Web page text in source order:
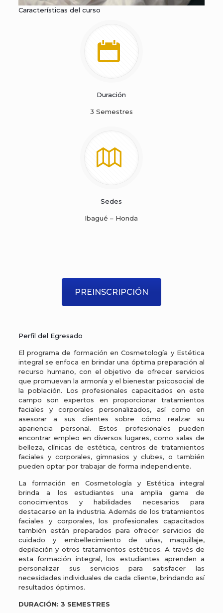
Características del curso
Duración
3 Semestres
Sedes
Ibagué – Honda
PREINSCRIPCIÓN
Perfil del Egresado
El programa de formación en Cosmetología y Estética
integral se enfoca en brindar una óptima preparación al
recurso humano, con el objetivo de ofrecer servicios
que promuevan la armonía y el bienestar psicosocial de
la población. Los profesionales capacitados en este
campo son expertos en proporcionar tratamientos
faciales y corporales personalizados, así como en
asesorar a sus clientes sobre cómo realzar su
apariencia personal. Estos profesionales pueden
encontrar empleo en diversos lugares, como salas de
belleza, clínicas de estética, centros de tratamientos
faciales y corporales, gimnasios y clubes, o también
pueden optar por trabajar de forma independiente.
La formación en Cosmetología y Estética integral
brinda a los estudiantes una amplia gama de
conocimientos y habilidades necesarios para
destacarse en la industria. Además de los tratamientos
faciales y corporales, los profesionales capacitados
también están preparados para ofrecer servicios de
cuidado y embellecimiento de uñas, maquillaje,
depilación y otros tratamientos estéticos. A través de
esta formación integral, los estudiantes aprenden a
personalizar sus servicios para satisfacer las
necesidades individuales de cada cliente, brindando así
resultados óptimos.
DURACIÓN: 3 SEMESTRES